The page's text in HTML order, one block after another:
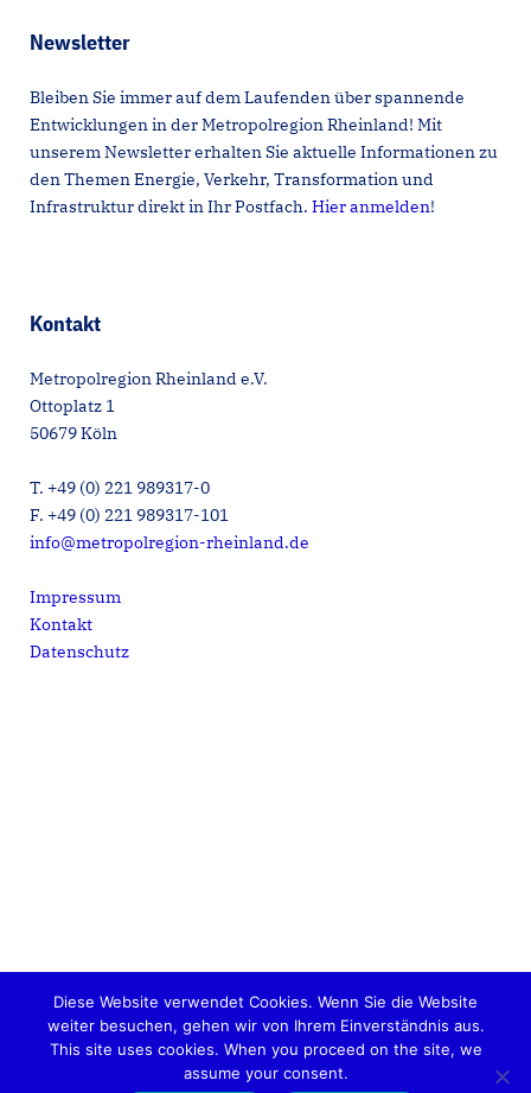
Newsletter
Bleiben Sie immer auf dem Laufenden über spannende
Entwicklungen in der Metropolregion Rheinland! Mit
unserem Newsletter erhalten Sie aktuelle Informationen zu
den Themen Energie, Verkehr, Transformation und
Infrastruktur direkt in Ihr Postfach. Hier anmelden!
Kontakt
Metropolregion Rheinland e.V.
Ottoplatz 1
50679 Köln
T. +49 (0) 221 989317-0
F. +49 (0) 221 989317-101
info@metropolregion-rheinland.de
Impressum
Kontakt
Datenschutz
Metropolregion Rheinland e.V. © 2026
Diese Website verwendet Cookies. Wenn Sie die Website
weiter besuchen, gehen wir von Ihrem Einverständnis aus.
This site uses cookies. When you proceed on the site, we
assume your consent.